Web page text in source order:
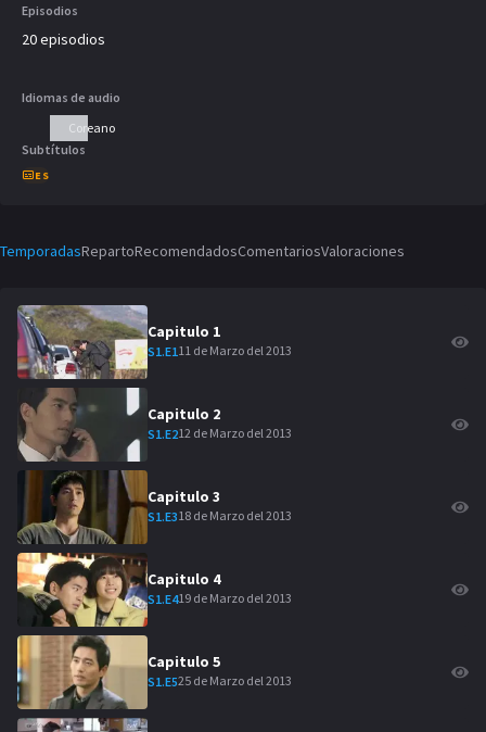
Episodios
20 episodios
Idiomas de audio
Coreano
Subtítulos
ES
TemporadasRepartoRecomendadosComentariosValoraciones
Capitulo 1
S1.E111 de Marzo del 2013
Capitulo 2
S1.E212 de Marzo del 2013
Capitulo 3
S1.E318 de Marzo del 2013
Capitulo 4
S1.E419 de Marzo del 2013
Capitulo 5
S1.E525 de Marzo del 2013